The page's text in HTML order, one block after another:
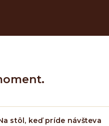
stôl, keď príde návšteva